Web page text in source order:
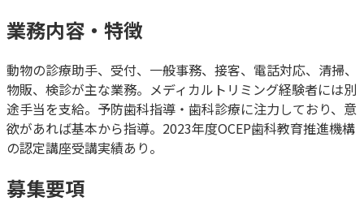
業務内容・特徴
動物の診療助手、受付、一般事務、接客、電話対応、清掃、
物販、検診が主な業務。メディカルトリミング経験者には別
途手当を支給。予防歯科指導・歯科診療に注力しており、意
欲があれば基本から指導。2023年度OCEP歯科教育推進機構
の認定講座受講実績あり。
募集要項